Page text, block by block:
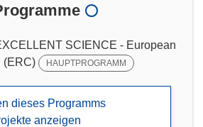
SCIENCE - European
(ERC)
HAUPTPROGRAMM
dieses Programms
anzeigen